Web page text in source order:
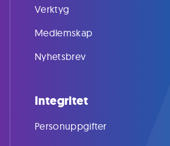
Verktyg
Medlemskap
Nyhetsbrev
Integritet
Personuppgifter